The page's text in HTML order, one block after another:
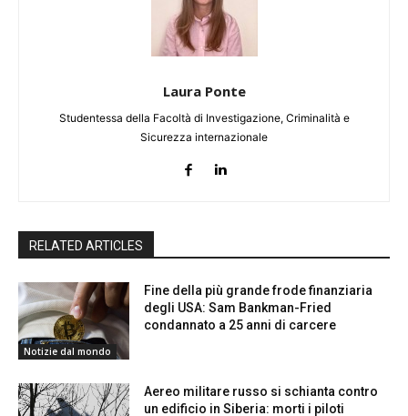
Laura Ponte
Studentessa della Facoltà di Investigazione, Criminalità e
Sicurezza internazionale
RELATED ARTICLES
Notizie dal mondo
Fine della più grande frode finanziaria
degli USA: Sam Bankman-Fried
condannato a 25 anni di carcere
Aereo militare russo si schianta contro
un edificio in Siberia: morti i piloti